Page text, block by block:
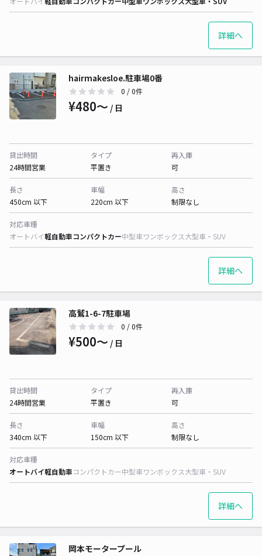
詳細へ
hairmakesloe.駐車場0番
0 / 0件
¥480〜 / 日
貸出時間
24時間営業
タイプ
平置き
再入庫
可
長さ
450cm 以下
車幅
220cm 以下
高さ
制限なし
対応車種
オートバイ軽自動車コンパクトカー中型車ワンボックス大型車・SUV
詳細へ
高鷲1-6-7駐車場
0 / 0件
¥500〜 / 日
貸出時間
24時間営業
タイプ
平置き
再入庫
可
長さ
340cm 以下
車幅
150cm 以下
高さ
制限なし
対応車種
オートバイ軽自動車コンパクトカー中型車ワンボックス大型車・SUV
詳細へ
岡本モータープール